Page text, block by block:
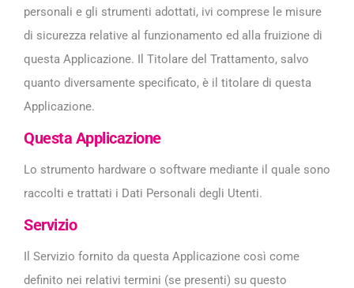
personali e gli strumenti adottati, ivi comprese le misure
di sicurezza relative al funzionamento ed alla fruizione di
questa Applicazione. Il Titolare del Trattamento, salvo
quanto diversamente specificato, è il titolare di questa
Applicazione.
Questa Applicazione
Lo strumento hardware o software mediante il quale sono
raccolti e trattati i Dati Personali degli Utenti.
Servizio
Il Servizio fornito da questa Applicazione così come
definito nei relativi termini (se presenti) su questo